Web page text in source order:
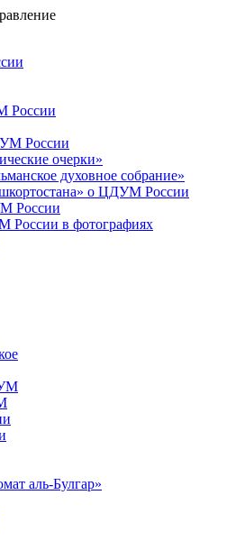
России
России
очерки»
духовное собрание»
о ЦДУМ России
России
России в фотографиях
аль-Булгар»